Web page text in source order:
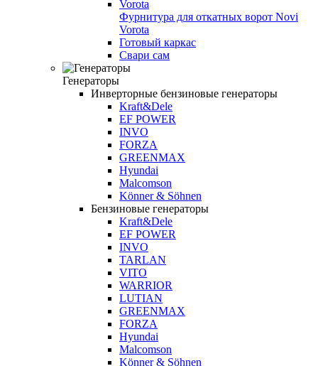
Фурнитура для откатных ворот Novi
Vorota
Готовый каркас
Свари сам
Генераторы
Инверторные бензиновые генераторы
Kraft&Dele
ЕF POWER
INVO
FORZA
GREENMAX
Hyundai
Malcomson
Könner & Söhnen
Бензиновые генераторы
Kraft&Dele
ЕF POWER
INVO
TARLAN
VITO
WARRIOR
LUTIAN
GREENMAX
FORZA
Hyundai
Malcomson
Könner & Söhnen